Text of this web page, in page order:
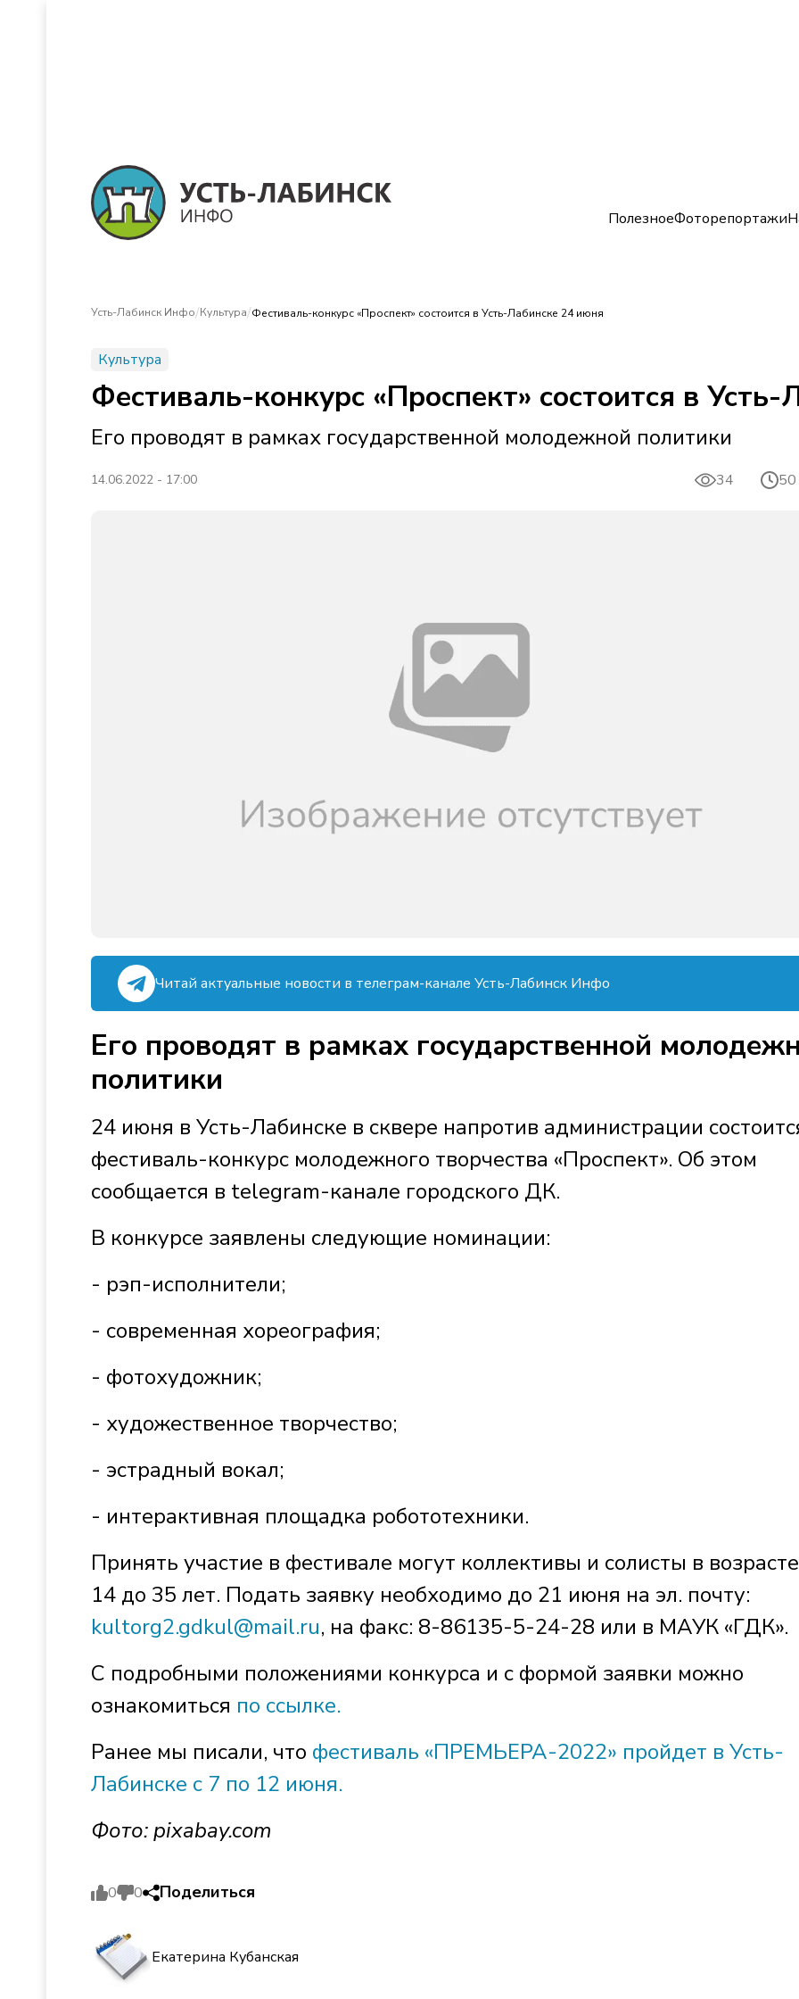
ПолезноеФоторепортажи
Усть-Лабинск Инфо/Культура/Фестиваль-конкурс «Проспект» состоится в Усть-Лабинске 24 июня
Культура
Фестиваль-конкурс «Проспект» состоится в
Его проводят в рамках государственной молодежной политики
14.06.2022 - 17:00 34 50
Читай актуальные новости в телеграм-канале Усть-Лабинск Инфо
Его проводят в рамках государственной
политики
24 июня в Усть-Лабинске в сквере напротив администрации
фестиваль-конкурс молодежного творчества «Проспект». Об этом
сообщается в telegram-канале городского ДК.
В конкурсе заявлены следующие номинации:
- рэп-исполнители;
- современная хореография;
- фотохудожник;
- художественное творчество;
- эстрадный вокал;
- интерактивная площадка робототехники.
Принять участие в фестивале могут коллективы и солисты в
14 до 35 лет. Подать заявку необходимо до 21 июня на эл. почту:
kultorg2.gdkul@mail.ru, на факс: 8-86135-5-24-28 или в МАУК «ГДК».
С подробными положениями конкурса и с формой заявки можно
ознакомиться по ссылке.
Ранее мы писали, что фестиваль «ПРЕМЬЕРА-2022» пройдет в Усть-
Лабинске с 7 по 12 июня.
Фото: pixabay.com
0 0 Поделиться
Екатерина Кубанская